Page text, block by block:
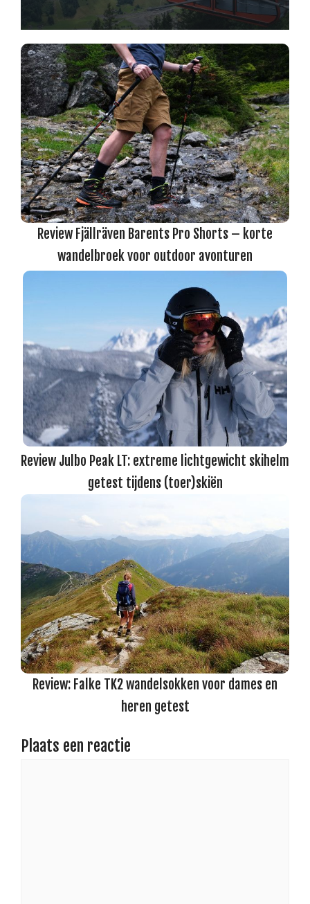
Review Fjällräven Barents Pro Shorts – korte
wandelbroek voor outdoor avonturen
Review Julbo Peak LT: extreme lichtgewicht skihelm
getest tijdens (toer)skiën
Review: Falke TK2 wandelsokken voor dames en
heren getest
Plaats een reactie